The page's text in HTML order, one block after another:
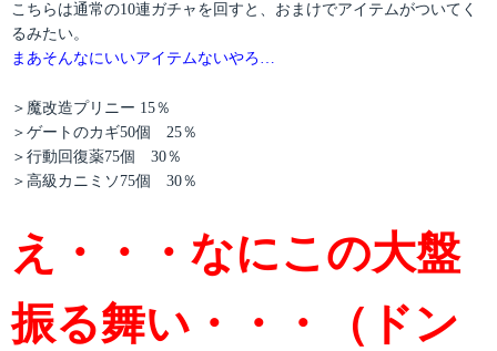
こちらは通常の10連ガチャを回すと、おまけでアイテムがついてく
るみたい。
まあそんなにいいアイテムないやろ…
＞魔改造プリニー 15％
＞ゲートのカギ50個 25％
＞行動回復薬75個 30％
＞高級カニミソ75個 30％
え・・・なにこの大盤
振る舞い・・・（ドン